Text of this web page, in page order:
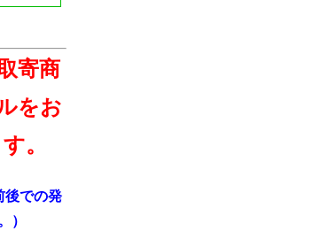
寄商
をお
。
後での発
）